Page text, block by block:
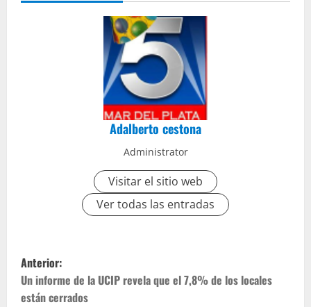
Adalberto cestona
Administrator
Visitar el sitio web
Ver todas las entradas
Anterior:
Un informe de la UCIP revela que el 7,8% de los locales
están cerrados